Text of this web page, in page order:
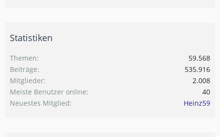
Statistiken
Themen
59.568
Beiträge
535.916
Mitglieder
2.008
Meiste Benutzer online
40
Neuestes Mitglied
Heinz59